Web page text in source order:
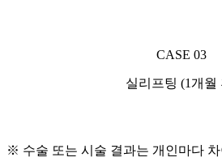
CASE 03
실리프팅 (1개월
※ 수술 또는 시술 결과는 개인마다